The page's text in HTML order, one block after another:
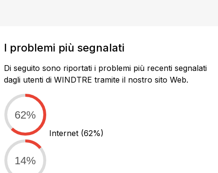
I problemi più segnalati
Di seguito sono riportati i problemi più recenti segnalati
dagli utenti di WINDTRE tramite il nostro sito Web.
62%
Internet (62%)
14%